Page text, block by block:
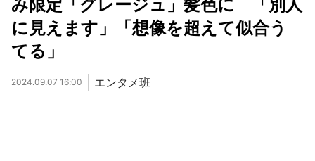
み限定「グレージュ」髪色に 「別人
に見えます」「想像を超えて似合う
てる」
2024.09.07 16:00 エンタメ班